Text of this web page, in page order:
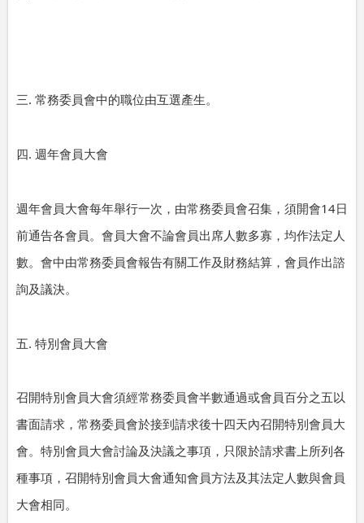
三. 常務委員會中的職位由互選產生。
四. 週年會員大會
週年會員大會每年舉行一次，由常務委員會召集，須開會14日
前通告各會員。會員大會不論會員出席人數多寡，均作法定人
數。會中由常務委員會報告有關工作及財務結算，會員作出諮
詢及議決。
五. 特別會員大會
召開特別會員大會須經常務委員會半數通過或會員百分之五以
書面請求，常務委員會於接到請求後十四天內召開特別會員大
會。特別會員大會討論及決議之事項，只限於請求書上所列各
種事項，召開特別會員大會通知會員方法及其法定人數與會員
大會相同。